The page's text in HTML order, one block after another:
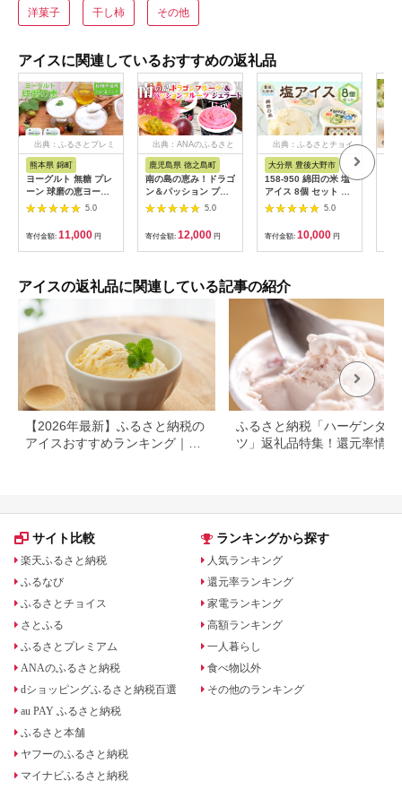
洋菓子 干し柿 その他
アイスに関連しているおすすめの返礼品
出典：ふるさとプレミ
熊本県 錦町
ヨーグルト 無糖 プレ
ーン 球磨の恵ヨーグ
ルト 1kg×2パック 砂
糖不使用 乳製品 配送
不可:沖縄、離島 発酵
食品 朝食 間食 新鮮
生乳 とろ～り もっち
ット 2キロ 大容量
5.0
寄付金額: 11,000 円
出典：ANAのふるさと
納税
鹿児島県 徳之島町
南の島の恵み！ドラゴ
ン＆パッション プレ
ミアムジェラート （8
個入）( ジェラート ア
イス ドラゴンフルー
ツ パッションフルー
ツ 果物 フルーツ オリ
児島 スイーツ 美農里
館 )
5.0
寄付金額: 12,000 円
出典：ふるさとチョイ
大分県 豊後大野市
158-950 綿田の米 塩
アイス 8個 セット ア
イス アイスクリーム
デザート お米アイス
5.0
寄付金額: 10,000 円
アイスの返礼品に関連している記事の紹介
【2026年最新】ふるさと納税の
アイスおすすめランキング｜還
ふるさと納税「ハーゲンダッ
ツ」返礼品特集！還元率情報
サイト比較
楽天ふるさと納税
ふるなび
ふるさとチョイス
さとふる
ふるさとプレミアム
ANAのふるさと納税
dショッピングふるさと納税百選
au PAY ふるさと納税
ふるさと本舗
ヤフーのふるさと納税
マイナビふるさと納税
ランキングから探す
人気ランキング
還元率ランキング
家電ランキング
高額ランキング
一人暮らし
食べ物以外
その他のランキング